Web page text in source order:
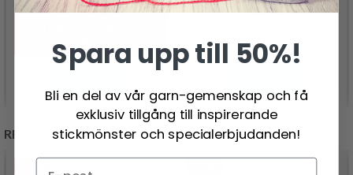
30.95 SEK
12/08/2026
REKOMMENDERAS FÖR DIG
Spara upp till 50%!
Bli en del av vår garn-gemenskap och få
exklusiv tillgång till inspirerande
stickmönster och specialerbjudanden!